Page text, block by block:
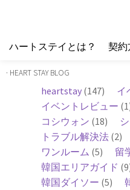
ハートステイとは？ 契約
· HEART STAY BLOG
heartstay (147) イ
イベントレビュー
コシウォン (18)
トラブル解決法 (2)
ワンルーム (5) 留
韓国エリアガイド
韓国ダイソー (5)